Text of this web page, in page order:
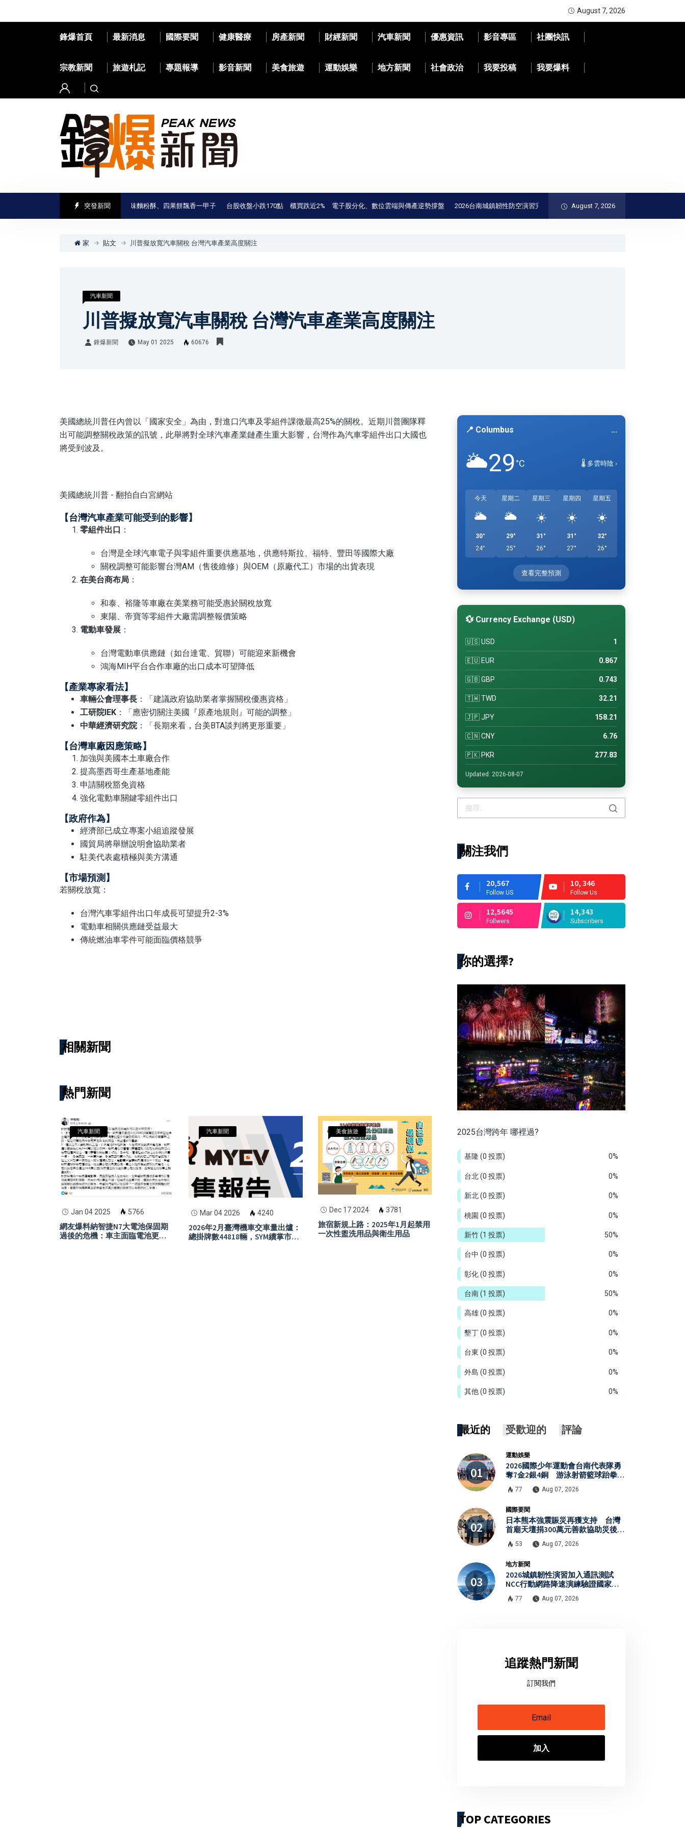
August 7, 2026
鋒爆首頁 最新消息 國際要聞 健康醫療 房產新聞 財經新聞 汽車新聞 優惠資訊 影音專區 社團快訊
宗教新聞 旅遊札記 專題報導 影音新聞 美食旅遊 運動娛樂 地方新聞 社會政治 我要投稿 我要爆料
突發新聞
南味」走進喜樹老街 義美香餅舖古早味麵粉酥、四果餅飄香一甲子 台股收盤小跌170點 櫃買跌近2% 電子股分化、數位雲端與傳產逆勢撐盤 2026台南城鎮韌性防空演習完成｜黃偉哲肯定全民防衛與防空避難整備
August 7, 2026
家 貼文 川普擬放寬汽車關稅 台灣汽車產業高度關注
汽車新聞
川普擬放寬汽車關稅 台灣汽車產業高度關注
鋒爆新聞 May 01 2025 60676
美國總統川普任內曾以「國家安全」為由，對進口汽車及零組件課徵最高25%的關稅。近期川普團隊釋
出可能調整關稅政策的訊號，此舉將對全球汽車產業鏈產生重大影響，台灣作為汽車零組件出口大國也
將受到波及。
美國總統川普 - 翻拍自白宮網站
【台灣汽車產業可能受到的影響】
零組件出口 ：
台灣是全球汽車電子與零組件重要供應基地，供應特斯拉、福特、豐田等國際大廠
關稅調整可能影響台灣AM（售後維修）與OEM（原廠代工）市場的出貨表現
在美台商布局 ：
和泰、裕隆等車廠在美業務可能受惠於關稅放寬
東陽、帝寶等零組件大廠需調整報價策略
電動車發展 ：
台灣電動車供應鏈（如台達電、貿聯）可能迎來新機會
鴻海MIH平台合作車廠的出口成本可望降低
【產業專家看法】
車輛公會理事長 ：「建議政府協助業者掌握關稅優惠資格」
工研院IEK ：「應密切關注美國『原產地規則』可能的調整」
中華經濟研究院：「長期來看，台美BTA談判將更形重要」
【台灣車廠因應策略】
加強與美國本土車廠合作
提高墨西哥生產基地產能
申請關稅豁免資格
強化電動車關鍵零組件出口
【政府作為】
經濟部已成立專案小組追蹤發展
國貿局將舉辦說明會協助業者
駐美代表處積極與美方溝通
【市場預測】
若關稅放寬：
台灣汽車零組件出口年成長可望提升2-3%
電動車相關供應鏈受益最大
傳統燃油車零件可能面臨價格競爭
相關新聞
熱門新聞
汽車新聞
Jan 04 2025 5766
網友爆料納智捷N7大電池保固期
過後的危機：車主面臨電池更換
汽車新聞
Mar 04 2026 4240
2026年2月臺灣機車交車量出爐：
總掛牌數44818輛，SYM續掌市場
美食旅遊
Dec 17 2024 3781
旅宿新規上路：2025年1月起禁用
一次性盥洗用品與衛生用品
📍 Columbus ...
🌥️29°C 🌡️ 多雲時陰 ›
今天
🌥️
30°
24°
星期二
🌥️
29°
25°
星期三
☀️
31°
26°
星期四
☀️
31°
27°
星期五
☀️
32°
26°
查看完整預測
💱 Currency Exchange (USD)
🇺🇸 USD 1
🇪🇺 EUR 0.867
🇬🇧 GBP 0.743
🇹🇼 TWD 32.21
🇯🇵 JPY 158.21
🇨🇳 CNY 6.76
🇵🇰 PKR 277.83
Updated: 2026-08-07
關注我們
20,567
Follow US
10, 346
Follow Us
12,5645
Follwers
14,343
Subscribers
你的選擇?
2025台灣跨年 哪裡過?
0%
基隆 (0 投票)
0%
台北(0 投票)
0%
新北(0 投票)
0%
桃園 (0 投票)
50%
新竹(1 投票)
0%
台中 (0 投票)
0%
彰化(0 投票)
50%
台南(1 投票)
0%
高雄(0 投票)
0%
墾丁(0 投票)
0%
台東 (0 投票)
0%
外島 (0 投票)
0%
其他(0 投票)
最近的 受歡迎的 評論
運動娛樂
2026國際少年運動會台南代表隊勇
奪7金2銀4銅 游泳射箭籃球跆拳道
展現青年競技實力
77 Aug 07, 2026
國際要聞
日本熊本強震賑災再獲支持 台灣
首廟天壇捐300萬元善款協助災後復
原
53 Aug 07, 2026
地方新聞
2026城鎮韌性演習加入通訊測試
NCC行動網路降速演練驗證國家通
訊防護能力
77 Aug 07, 2026
追蹤熱門新聞
訂閱我們
加入
TOP CATEGORIES